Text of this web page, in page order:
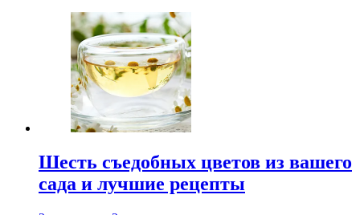
Шесть съедобных цветов из вашего
сада и лучшие рецепты